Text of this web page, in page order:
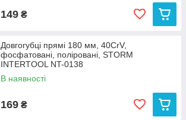
149 ₴
Довгогубці прямі 180 мм, 40CrV,
фосфатовані, поліровані, STORM
INTERTOOL NT-0138
В наявності
169 ₴